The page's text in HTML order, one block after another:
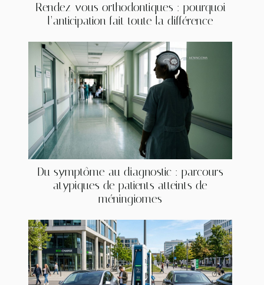
Rendez-vous orthodontiques : pourquoi
l’anticipation fait toute la différence
Du symptôme au diagnostic : parcours
atypiques de patients atteints de
méningiomes